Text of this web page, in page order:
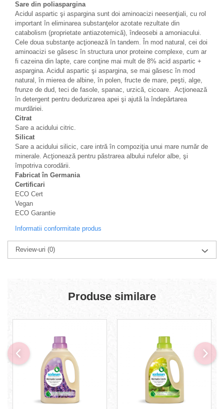
Sare din poliaspargina
Acidul aspartic şi aspargina sunt doi aminoacizi neesenţiali, cu rol
important în eliminarea substanţelor azotate rezultate din
catabolism (proprietate antiazotemică), îndeosebi a amoniacului.
Cele doua substanţe acţionează în tandem. În mod natural, cei doi
aminoacizi se găsesc în structura unor proteine complexe, cum ar
fi cazeina din lapte, care conţine mai mult de 8% acid aspartic +
aspargina. Acidul aspartic şi aspargina, se mai găsesc în mod
natural, în mierea de albine, în polen, fructe de mare, peşti, alge,
frunze de dud, teci de fasole, spanac, urzică, cicoare. Acţionează
în detergent pentru dedurizarea apei şi ajută la îndepărtarea
murdăriei.
Citrat
Sare a acidului citric.
Silicat
Sare a acidului silicic, care intră în compoziţia unui mare număr de
minerale. Acţionează pentru păstrarea albului rufelor albe, şi
împotriva corodării.
Fabricat în Germania
Certificari
ECO Cert
Vegan
ECO Garantie
Informatii conformitate produs
Review-uri (0)
Produse similare